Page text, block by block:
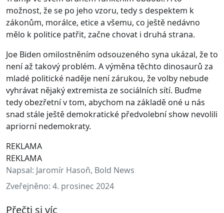
možnost, že se po jeho vzoru, tedy s despektem k
zákonům, morálce, etice a všemu, co ještě nedávno
mělo k politice patřit, začne chovat i druhá strana.
Joe Biden omilostněním odsouzeného syna ukázal, že to
není až takový problém. A výměna těchto dinosaurů za
mladé politické naděje není zárukou, že volby nebude
vyhrávat nějaký extremista ze sociálních sítí. Buďme
tedy obezřetní v tom, abychom na základě oné u nás
snad stále ještě demokratické předvolební show nevolili
apriorní nedemokraty.
REKLAMA
REKLAMA
Napsal: Jaromír Hasoň, Bold News
Zveřejněno: 4. prosinec 2024
Přečti si víc